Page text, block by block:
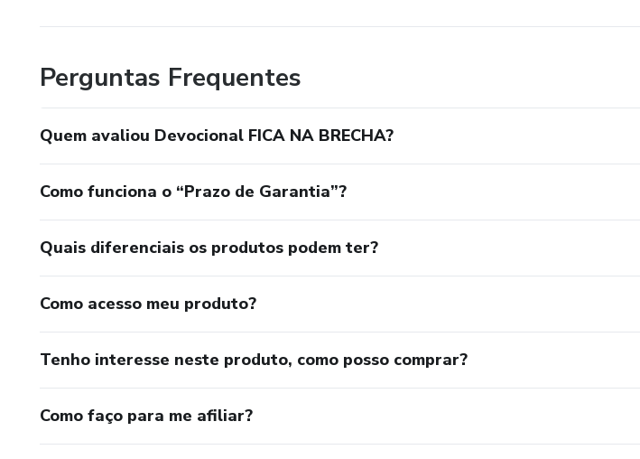
Perguntas Frequentes
Quem avaliou Devocional FICA NA BRECHA?
Como funciona o “Prazo de Garantia”?
Quais diferenciais os produtos podem ter?
Como acesso meu produto?
Tenho interesse neste produto, como posso comprar?
Como faço para me afiliar?